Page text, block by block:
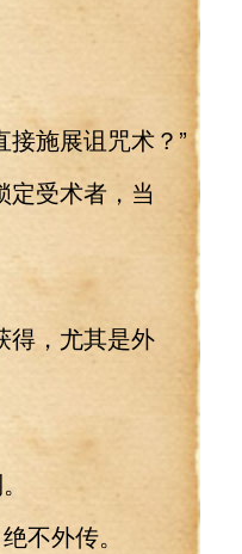
施展诅咒术？”
受术者，当
，尤其是外
外传。